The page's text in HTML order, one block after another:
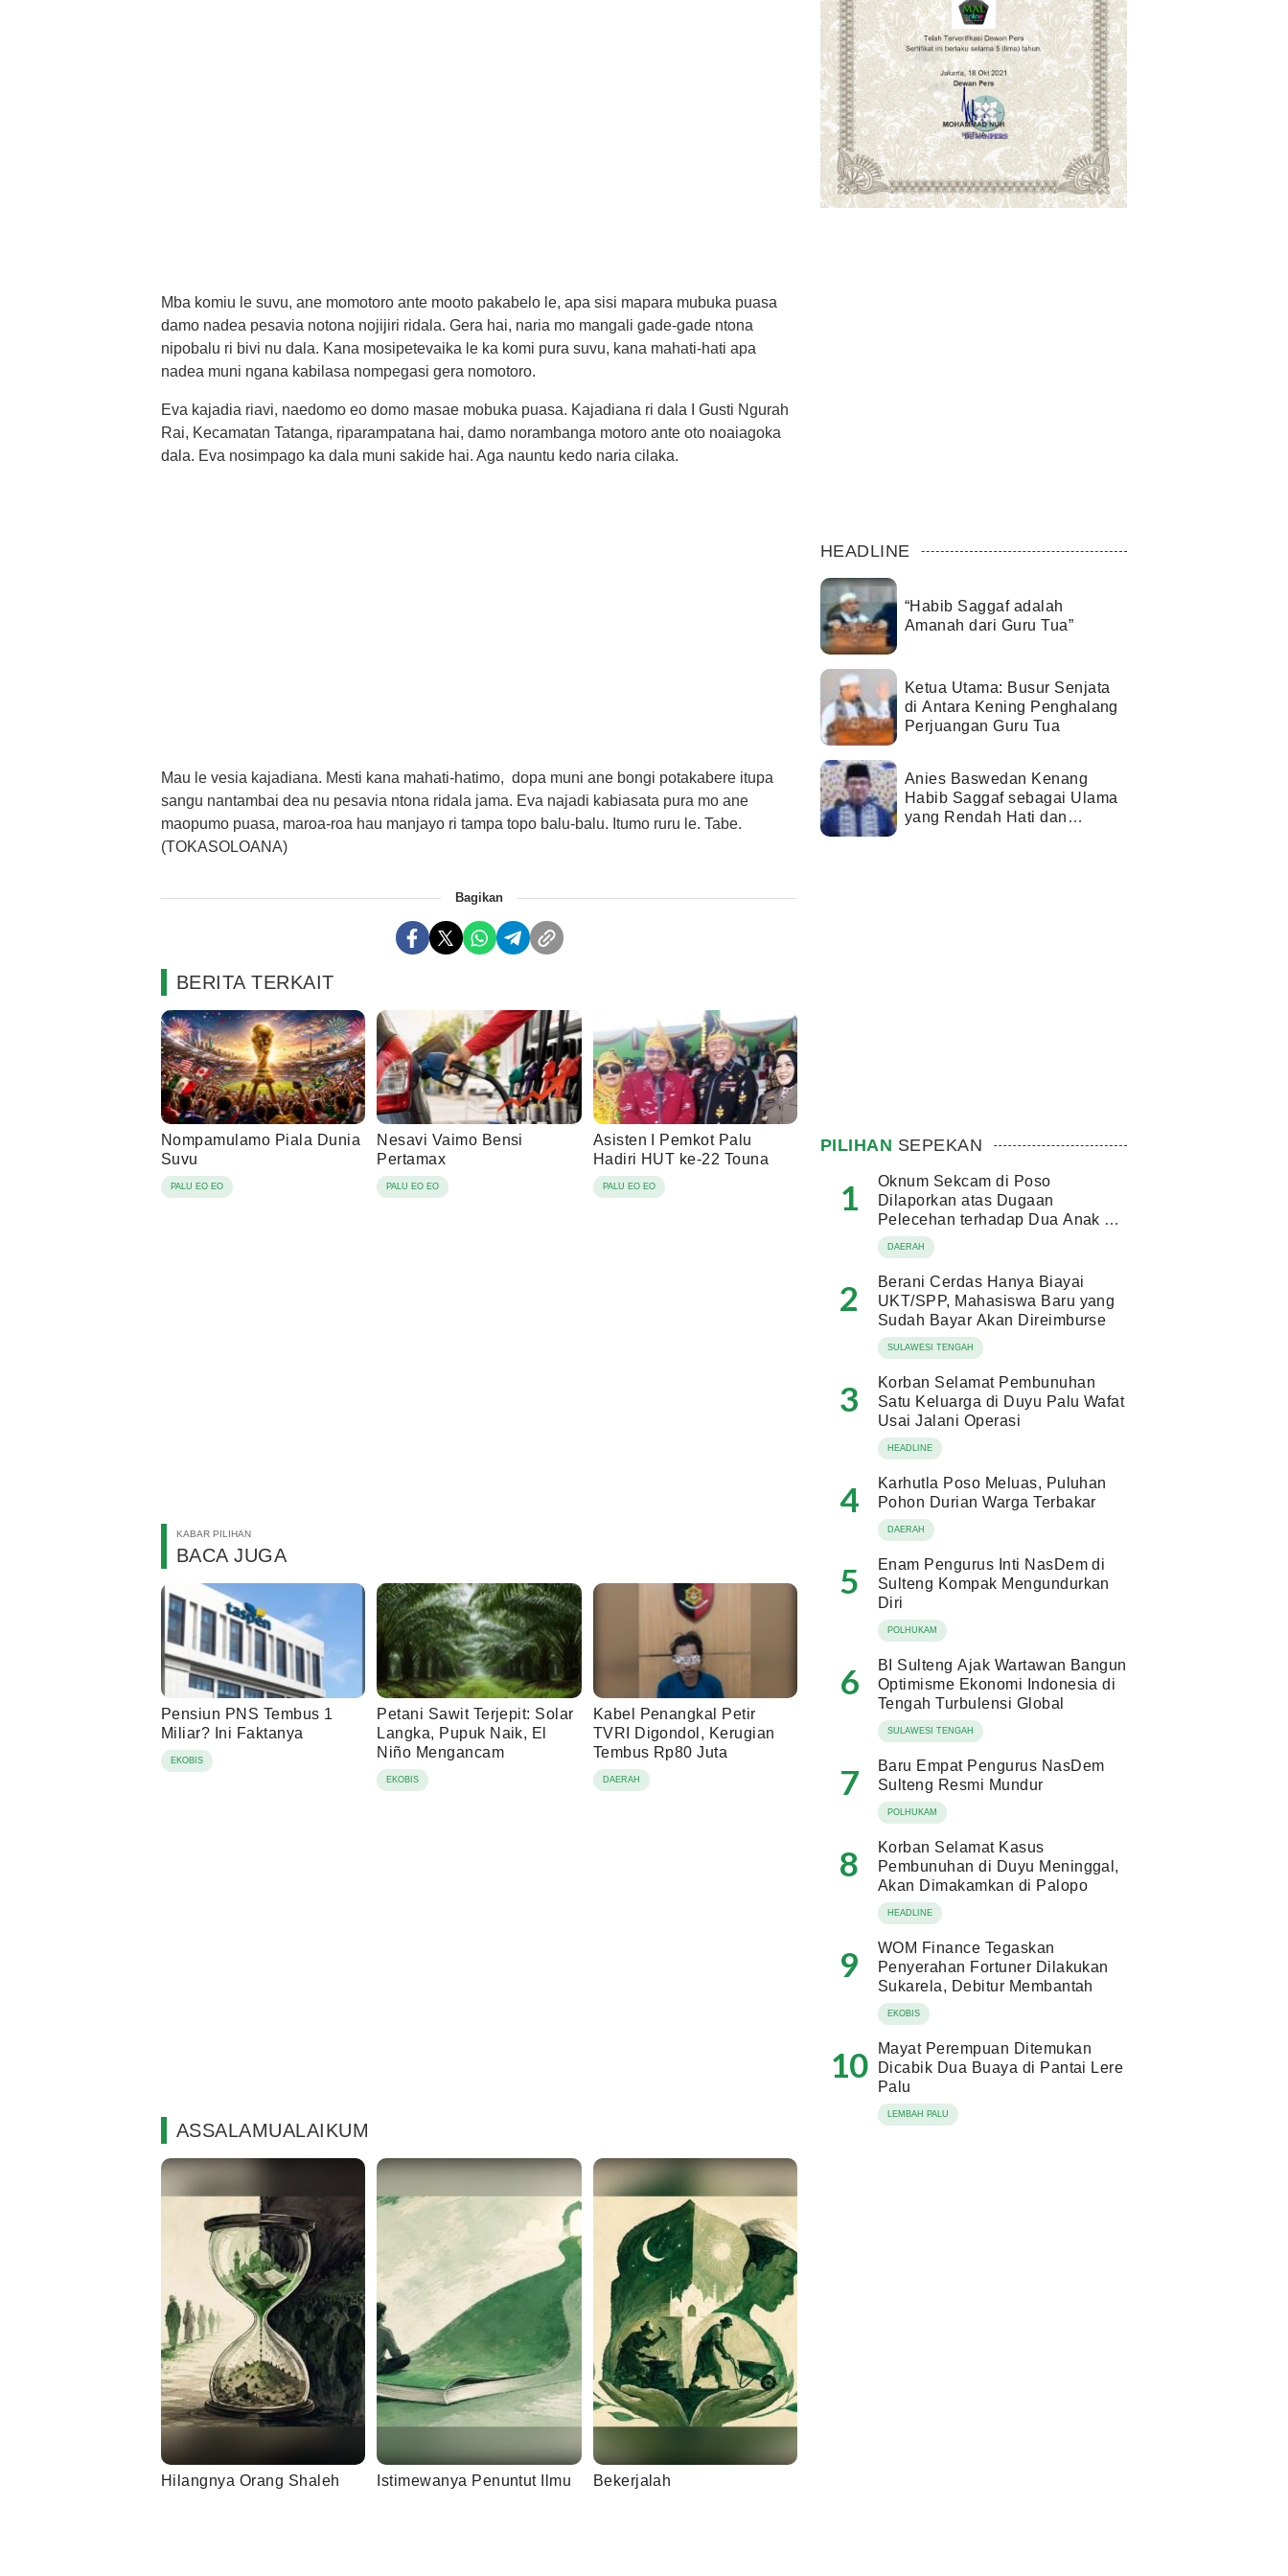
Mba komiu le suvu, ane momotoro ante mooto pakabelo le, apa sisi mapara mubuka puasa
damo nadea pesavia notona nojijiri ridala. Gera hai, naria mo mangali gade-gade ntona
nipobalu ri bivi nu dala. Kana mosipetevaika le ka komi pura suvu, kana mahati-hati apa
nadea muni ngana kabilasa nompegasi gera nomotoro.
Eva kajadia riavi, naedomo eo domo masae mobuka puasa. Kajadiana ri dala I Gusti Ngurah
Rai, Kecamatan Tatanga, riparampatana hai, damo norambanga motoro ante oto noaiagoka
dala. Eva nosimpago ka dala muni sakide hai. Aga nauntu kedo naria cilaka.
Mau le vesia kajadiana. Mesti kana mahati-hatimo, dopa muni ane bongi potakabere itupa
sangu nantambai dea nu pesavia ntona ridala jama. Eva najadi kabiasata pura mo ane
maopumo puasa, maroa-roa hau manjayo ri tampa topo balu-balu. Itumo ruru le. Tabe.
(TOKASOLOANA)
Bagikan
BERITA TERKAIT
Nompamulamo Piala Dunia
Suvu
PALU EO EO
Nesavi Vaimo Bensi
Pertamax
PALU EO EO
Asisten I Pemkot Palu
Hadiri HUT ke-22 Touna
PALU EO EO
KABAR PILIHAN
BACA JUGA
Pensiun PNS Tembus 1
Miliar? Ini Faktanya
EKOBIS
Petani Sawit Terjepit: Solar
Langka, Pupuk Naik, El
Niño Mengancam
EKOBIS
Kabel Penangkal Petir
TVRI Digondol, Kerugian
Tembus Rp80 Juta
DAERAH
ASSALAMUALAIKUM
Hilangnya Orang Shaleh Istimewanya Penuntut Ilmu Bekerjalah
HEADLINE
“Habib Saggaf adalah
Amanah dari Guru Tua”
Ketua Utama: Busur Senjata
di Antara Kening Penghalang
Perjuangan Guru Tua
Anies Baswedan Kenang
Habib Saggaf sebagai Ulama
yang Rendah Hati dan
PILIHAN SEPEKAN
1
Oknum Sekcam di Poso
Dilaporkan atas Dugaan
Pelecehan terhadap Dua Anak di
Bawah Umur
DAERAH
2
Berani Cerdas Hanya Biayai
UKT/SPP, Mahasiswa Baru yang
Sudah Bayar Akan Direimburse
SULAWESI TENGAH
3
Korban Selamat Pembunuhan
Satu Keluarga di Duyu Palu Wafat
Usai Jalani Operasi
HEADLINE
4
Karhutla Poso Meluas, Puluhan
Pohon Durian Warga Terbakar
DAERAH
5
Enam Pengurus Inti NasDem di
Sulteng Kompak Mengundurkan
Diri
POLHUKAM
6
BI Sulteng Ajak Wartawan Bangun
Optimisme Ekonomi Indonesia di
Tengah Turbulensi Global
SULAWESI TENGAH
7
Baru Empat Pengurus NasDem
Sulteng Resmi Mundur
POLHUKAM
8
Korban Selamat Kasus
Pembunuhan di Duyu Meninggal,
Akan Dimakamkan di Palopo
HEADLINE
9
WOM Finance Tegaskan
Penyerahan Fortuner Dilakukan
Sukarela, Debitur Membantah
EKOBIS
10
Mayat Perempuan Ditemukan
Dicabik Dua Buaya di Pantai Lere
Palu
LEMBAH PALU